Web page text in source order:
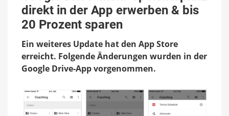
Speicherplatz
direkt
in
der
App
erwerben
&
20
Prozent
sparen
direkt in der App erwerben & bis
20 Prozent sparen
Ein weiteres Update hat den App Store
erreicht. Folgende Änderungen wurden in der
Google Drive-App vorgenommen.